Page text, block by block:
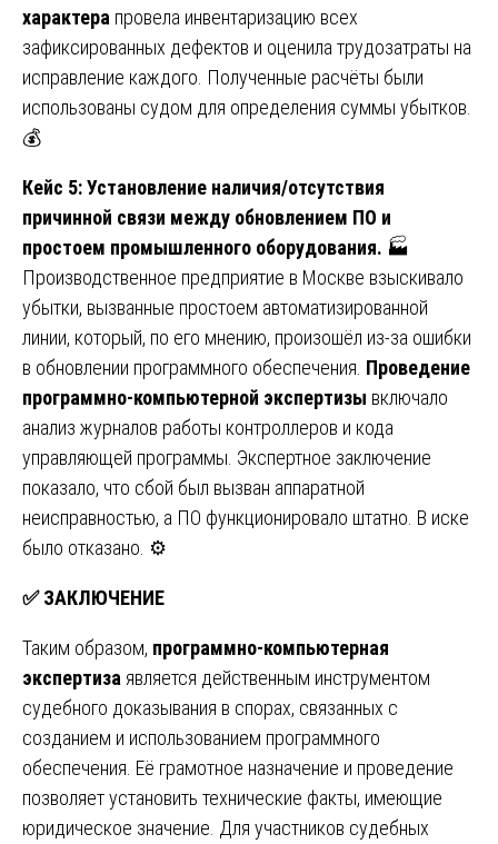
характера провела инвентаризацию всех
зафиксированных дефектов и оценила трудозатраты на
исправление каждого. Полученные расчёты были
использованы судом для определения суммы убытков.
💰
Кейс 5: Установление наличия/отсутствия
причинной связи между обновлением ПО и
простоем промышленного оборудования. 🏭
Производственное предприятие в Москве взыскивало
убытки, вызванные простоем автоматизированной
линии, который, по его мнению, произошёл из-за ошибки
в обновлении программного обеспечения. Проведение
программно-компьютерной экспертизы включало
анализ журналов работы контроллеров и кода
управляющей программы. Экспертное заключение
показало, что сбой был вызван аппаратной
неисправностью, а ПО функционировало штатно. В иске
было отказано. ⚙️
✅ЗАКЛЮЧЕНИЕ
Таким образом, программно-компьютерная
экспертиза является действенным инструментом
судебного доказывания в спорах, связанных с
созданием и использованием программного
обеспечения. Её грамотное назначение и проведение
позволяет установить технические факты, имеющие
юридическое значение. Для участников судебных